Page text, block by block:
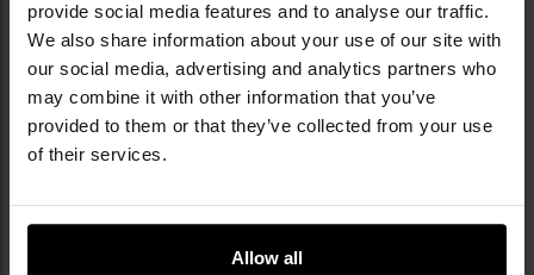
provide social media features and to analyse our traffic.
We also share information about your use of our site with
our social media, advertising and analytics partners who
may combine it with other information that you’ve
provided to them or that they’ve collected from your use
of their services.
Allow all
КАМУФЛЯЖ T-SNAKE
КамуфляжT-Snakeстворений на основі
універсального камуфляжу
Kryptek Typhon
особливо добре підходить для нічних і міських
умов, де переважають чорні та темно-сірі кольори.
Інформація про виробника та техніку безпеки